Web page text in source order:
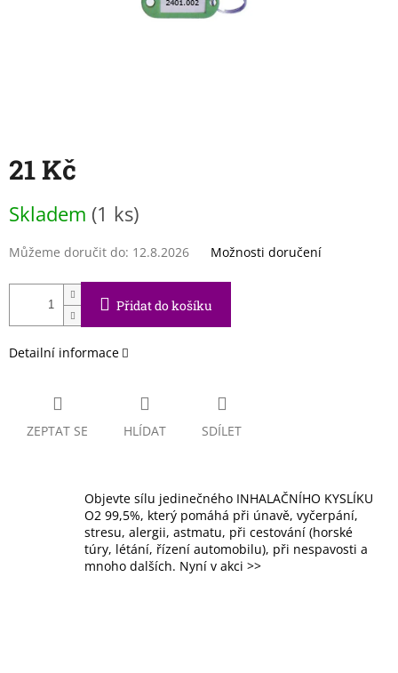
21 Kč
cena:
Skladem (1 ks)
Můžeme doručit do: 12.8.2026 Možnosti doručení
Přidat do košíku
Detailní informace
ZEPTAT SE HLÍDAT SDÍLET
Objevte sílu jedinečného INHALAČNÍHO KYSLÍKU
O2 99,5%, který pomáhá při únavě, vyčerpání,
stresu, alergii, astmatu, při cestování (horské
túry, létání, řízení automobilu), při nespavosti a
mnoho dalších. Nyní v akci >>